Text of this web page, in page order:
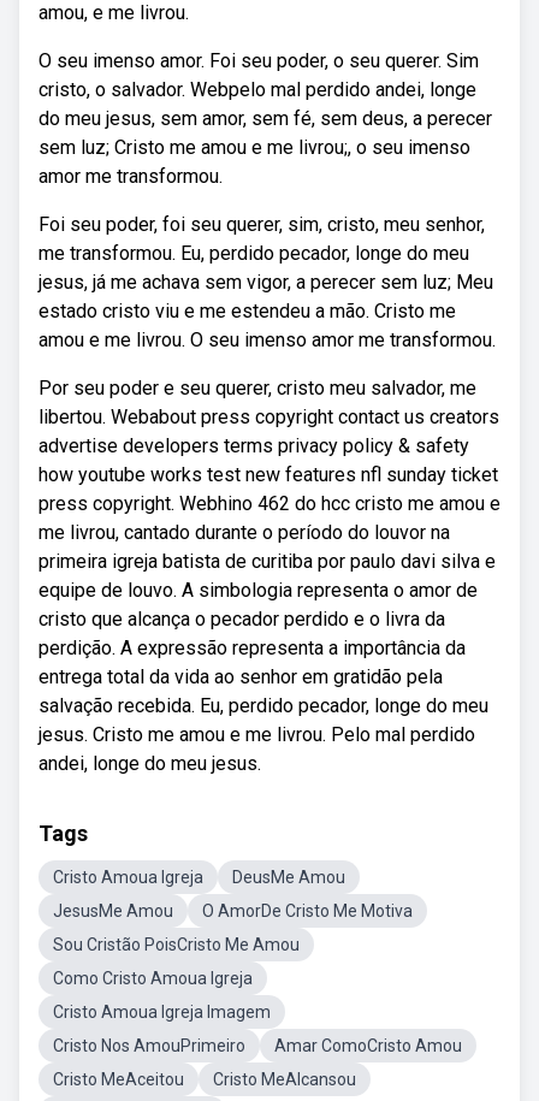
amou, e me livrou.
O seu imenso amor. Foi seu poder, o seu querer. Sim
cristo, o salvador. Webpelo mal perdido andei, longe
do meu jesus, sem amor, sem fé, sem deus, a perecer
sem luz; Cristo me amou e me livrou;, o seu imenso
amor me transformou.
Foi seu poder, foi seu querer, sim, cristo, meu senhor,
me transformou. Eu, perdido pecador, longe do meu
jesus, já me achava sem vigor, a perecer sem luz; Meu
estado cristo viu e me estendeu a mão. Cristo me
amou e me livrou. O seu imenso amor me transformou.
Por seu poder e seu querer, cristo meu salvador, me
libertou. Webabout press copyright contact us creators
advertise developers terms privacy policy & safety
how youtube works test new features nfl sunday ticket
press copyright. Webhino 462 do hcc cristo me amou e
me livrou, cantado durante o período do louvor na
primeira igreja batista de curitiba por paulo davi silva e
equipe de louvo. A simbologia representa o amor de
cristo que alcança o pecador perdido e o livra da
perdição. A expressão representa a importância da
entrega total da vida ao senhor em gratidão pela
salvação recebida. Eu, perdido pecador, longe do meu
jesus. Cristo me amou e me livrou. Pelo mal perdido
andei, longe do meu jesus.
Tags
Cristo Amoua Igreja
DeusMe Amou
JesusMe Amou
O AmorDe Cristo Me Motiva
Sou Cristão PoisCristo Me Amou
Como Cristo Amoua Igreja
Cristo Amoua Igreja Imagem
Cristo Nos AmouPrimeiro
Amar ComoCristo Amou
Cristo MeAceitou
Cristo MeAlcansou